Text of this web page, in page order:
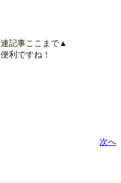
記事ここまで▲
利ですね！
次へ